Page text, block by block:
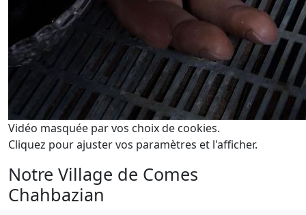
Vidéo masquée par vos choix de cookies.
Cliquez pour ajuster vos paramètres et l'afficher.
Notre Village de Comes
Chahbazian